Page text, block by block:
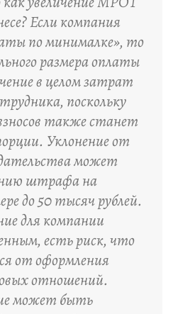
Если компания
по минималке», то
размера оплаты
в целом затрат
поскольку
также станет
Уклонение от
может
штрафа на
до 50 тысяч рублей.
для компании
есть риск, что
от оформления
отношений.
может быть